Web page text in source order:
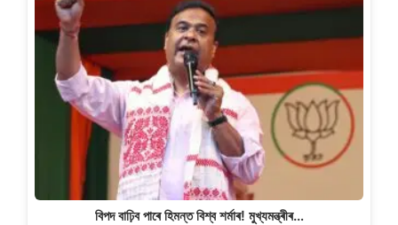
বিপদ বাঢ়িব পাৰে হিমন্ত বিশ্ব শৰ্মাৰ! মুখ্যমন্ত্ৰীৰ…